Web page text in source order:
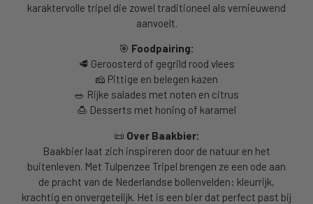
karaktervolle tripel die zowel traditioneel als vernieuwend
aanvoelt.
🎯 Foodpairing:
🥩 Geroosterd of gegrild rood vlees
🧀 Pittige en belegen kazen
🥗 Rijke salades met noten en citrus
🍮 Desserts met honing of karamel
📜 Over Baakbier:
Baakbier laat zich inspireren door de natuur en het
buitenleven. Met Tulpenzee Tripel brengen ze een ode aan
de pracht van de Nederlandse bollenvelden: kleurrijk,
krachtig en onvergetelijk. Het is een bier dat perfect past bij